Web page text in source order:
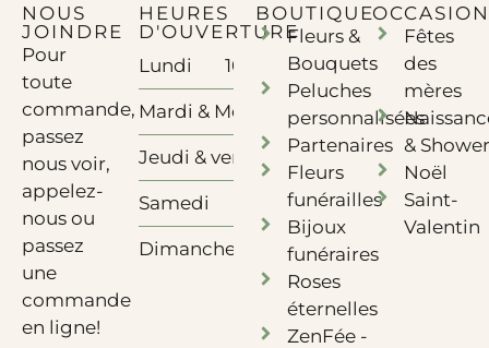
NOUS
JOINDRE
Pour
toute
commande,
passez
nous voir,
appelez-
nous ou
passez
une
commande
en ligne!
HEURES
D'OUVERTURE
Lundi
10h à 17h - Télétravail
Mardi & Mercredi 10h à 17h
Jeudi & vendredi 10h à 18h
Samedi 10h à 12h
Dimanche Fermé
BOUTIQUE
Fleurs &
Bouquets
Peluches
personnalisées
Partenaires
Fleurs
funérailles
Bijoux
funéraires
Roses
éternelles
ZenFée -
Fêtes
des
mères
& Shower
Noël
Saint-
Valentin